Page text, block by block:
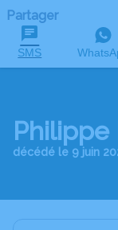
Partager
SMS
Philippe
décédé le 9 juin